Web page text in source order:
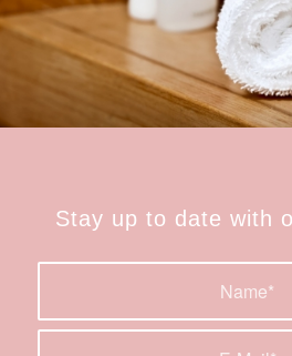
Stay up to date with